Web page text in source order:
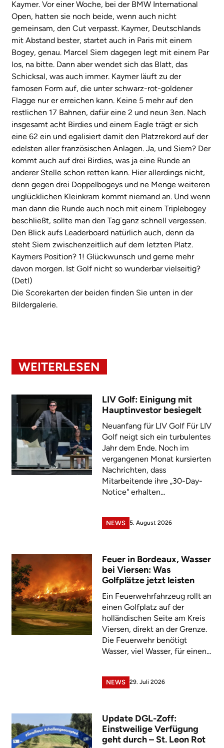
Kaymer. Vor einer Woche, bei der BMW International
Open, hatten sie noch beide, wenn auch nicht
gemeinsam, den Cut verpasst. Kaymer, Deutschlands
mit Abstand bester, startet auch in Paris mit einem
Bogey, genau. Marcel Siem dagegen legt mit einem Par
los, na bitte. Dann aber wendet sich das Blatt, das
Schicksal, was auch immer. Kaymer läuft zu der
famosen Form auf, die unter schwarz-rot-goldener
Flagge nur er erreichen kann. Keine 5 mehr auf den
restlichen 17 Bahnen, dafür eine 2 und neun 3en. Nach
insgesamt acht Birdies und einem Eagle trägt er sich
eine 62 ein und egalisiert damit den Platzrekord auf der
edelsten aller französischen Anlagen. Ja, und Siem? Der
kommt auch auf drei Birdies, was ja eine Runde an
anderer Stelle schon retten kann. Hier allerdings nicht,
denn gegen drei Doppelbogeys und ne Menge weiteren
unglücklichen Kleinkram kommt niemand an. Und wenn
man dann die Runde auch noch mit einem Triplebogey
beschließt, sollte man den Tag ganz schnell vergessen.
Den Blick aufs Leaderboard natürlich auch, denn da
steht Siem zwischenzeitlich auf dem letzten Platz.
Kaymers Position? 1! Glückwunsch und gerne mehr
davon morgen. Ist Golf nicht so wunderbar vielseitig?
(Detl)
Die Scorekarten der beiden finden Sie unten in der
Bildergalerie.
WEITERLESEN
LIV Golf: Einigung mit
Hauptinvestor besiegelt
Neuanfang für LIV Golf Für LIV
Golf neigt sich ein turbulentes
Jahr dem Ende. Noch im
vergangenen Monat kursierten
Nachrichten, dass
Mitarbeitende ihre „30-Day-
Notice" erhalten...
NEWS 5. August 2026
Feuer in Bordeaux, Wasser
bei Viersen: Was
Golfplätze jetzt leisten
Ein Feuerwehrfahrzeug rollt an
einen Golfplatz auf der
holländischen Seite am Kreis
Viersen, direkt an der Grenze.
Die Feuerwehr benötigt
Wasser, viel Wasser, für einen...
NEWS 29. Juli 2026
Update DGL-Zoff:
Einstweilige Verfügung
geht durch – St. Leon Rot